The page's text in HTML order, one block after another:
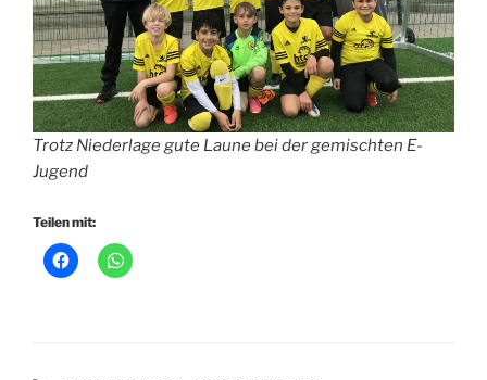
Trotz Niederlage gute Laune bei der gemischten E-
Jugend
Teilen mit: